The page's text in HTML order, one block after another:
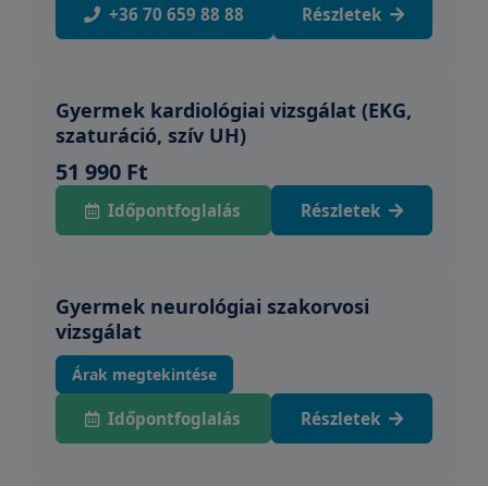
+36 70 659 88 88 Részletek
Gyermek kardiológiai vizsgálat (EKG,
szaturáció, szív UH)
51 990 Ft
Időpontfoglalás Részletek
Gyermek neurológiai szakorvosi
vizsgálat
Árak megtekintése
Időpontfoglalás Részletek